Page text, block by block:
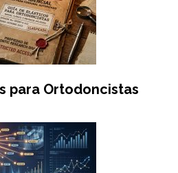
para Ortodoncistas